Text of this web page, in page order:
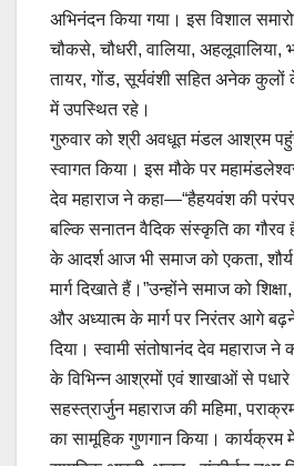
अभिनंदन किया गया। इस विशाल
चौकसे, चौधरी, वालिया, अहलूवालिया,
तायर, गोंड, सूर्यवंशी सहित अनेक कुलों
में उपस्थित रहे।
गुरुवार को श्री अवधूत मंडल आश्रम
स्वागत किया।‌ इस मौके पर
देव महाराज ने कहा—“हैहयवंश की
बल्कि सनातन वैदिक संस्कृति का गौरव
के आदर्श आज भी समाज को एकता,
मार्ग दिखाते हैं।”उन्होंने समाज को
और अध्यात्म के मार्ग पर निरंतर आगे
दिया। स्वामी संतोषानंद देव महाराज ने
के विभिन्न आश्रमों एवं शाखाओं से
सहस्त्रार्जुन महाराज की महिमा,
का सामूहिक गुणगान किया। कार्यक्रम